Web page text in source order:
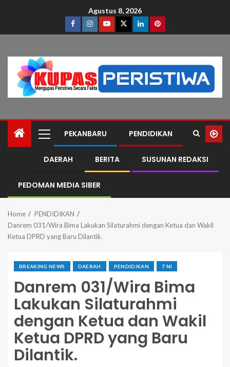
Agustus 8, 2026
PEKANBARU PENDIDIKAN
DAERAH BERITA SUSUNAN REDAKSI
PEDOMAN MEDIA SIBER
Home
PENDIDIKAN
Danrem 031/Wira Bima Lakukan Silaturahmi dengan Ketua dan Wakil
Ketua DPRD yang Baru Dilantik.
BREAKING NEWS DAERAH PENDIDIKAN TNI
Danrem 031/Wira Bima
Lakukan Silaturahmi
dengan Ketua dan Wakil
Ketua DPRD yang Baru
Dilantik.